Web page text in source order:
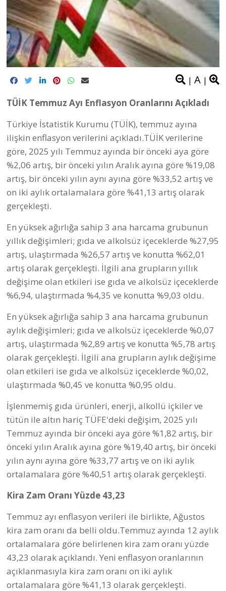
| A |
TÜİK Temmuz Ayı Enflasyon Oranlarını Açıkladı
Türkiye İstatistik Kurumu (TÜİK), temmuz ayına
ilişkin enflasyon verilerini açıkladı.TÜİK verilerine
göre, 2025 yılı Temmuz ayında bir önceki aya göre
%2,06 artış, bir önceki yılın Aralık ayına göre %19,08
artış, bir önceki yılın aynı ayına göre %33,52 artış ve
on iki aylık ortalamalara göre %41,13 artış olarak
gerçekleşti.
En yüksek ağırlığa sahip 3 ana harcama grubunun
yıllık değişimleri; gıda ve alkolsüz içeceklerde %27,95
artış, ulaştırmada %26,57 artış ve konutta %62,01
artış olarak gerçekleşti. İlgili ana grupların yıllık
değişime olan etkileri ise gıda ve alkolsüz içeceklerde
%6,94, ulaştırmada %4,35 ve konutta %9,03 oldu.
En yüksek ağırlığa sahip 3 ana harcama grubunun
aylık değişimleri; gıda ve alkolsüz içeceklerde %0,07
artış, ulaştırmada %2,89 artış ve konutta %5,78 artış
olarak gerçekleşti. İlgili ana grupların aylık değişime
olan etkileri ise gıda ve alkolsüz içeceklerde %0,02,
ulaştırmada %0,45 ve konutta %0,95 oldu.
İşlenmemiş gıda ürünleri, enerji, alkollü içkiler ve
tütün ile altın hariç TÜFE'deki değişim, 2025 yılı
Temmuz ayında bir önceki aya göre %1,82 artış, bir
önceki yılın Aralık ayına göre %19,40 artış, bir önceki
yılın aynı ayına göre %33,77 artış ve on iki aylık
ortalamalara göre %40,51 artış olarak gerçekleşti.
Kira Zam Oranı Yüzde 43,23
Temmuz ayı enflasyon verileri ile birlikte, Ağustos
kira zam oranı da belli oldu.Temmuz ayında 12 aylık
ortalamalara göre belirlenen kira zam oranı yüzde
43,23 olarak açıklandı. Yeni enflasyon oranlarının
açıklanmasıyla kira zam oranı on iki aylık
ortalamalara göre %41,13 olarak gerçekleşti.